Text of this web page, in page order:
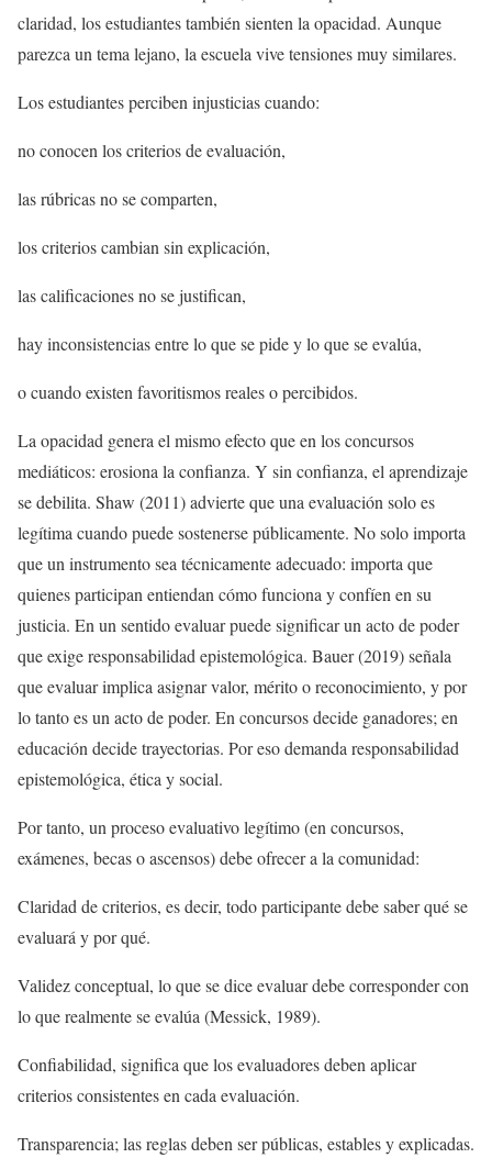
claridad, los estudiantes también sienten la opacidad. Aunque
parezca un tema lejano, la escuela vive tensiones muy similares.
Los estudiantes perciben injusticias cuando:
no conocen los criterios de evaluación,
las rúbricas no se comparten,
los criterios cambian sin explicación,
las calificaciones no se justifican,
hay inconsistencias entre lo que se pide y lo que se evalúa,
o cuando existen favoritismos reales o percibidos.
La opacidad genera el mismo efecto que en los concursos
mediáticos: erosiona la confianza. Y sin confianza, el aprendizaje
se debilita. Shaw (2011) advierte que una evaluación solo es
legítima cuando puede sostenerse públicamente. No solo importa
que un instrumento sea técnicamente adecuado: importa que
quienes participan entiendan cómo funciona y confíen en su
justicia. En un sentido evaluar puede significar un acto de poder
que exige responsabilidad epistemológica. Bauer (2019) señala
que evaluar implica asignar valor, mérito o reconocimiento, y por
lo tanto es un acto de poder. En concursos decide ganadores; en
educación decide trayectorias. Por eso demanda responsabilidad
epistemológica, ética y social.
Por tanto, un proceso evaluativo legítimo (en concursos,
exámenes, becas o ascensos) debe ofrecer a la comunidad:
Claridad de criterios, es decir, todo participante debe saber qué se
evaluará y por qué.
Validez conceptual, lo que se dice evaluar debe corresponder con
lo que realmente se evalúa (Messick, 1989).
Confiabilidad, significa que los evaluadores deben aplicar
criterios consistentes en cada evaluación.
Transparencia; las reglas deben ser públicas, estables y explicadas.